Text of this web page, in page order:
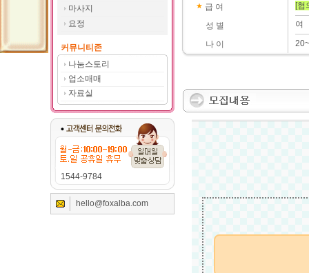
마사지
요정
커뮤니티존
나눔스토리
업소매매
자료실
1544-9784
hello@foxalba.com
급 여
성 별
나 이
[협
여